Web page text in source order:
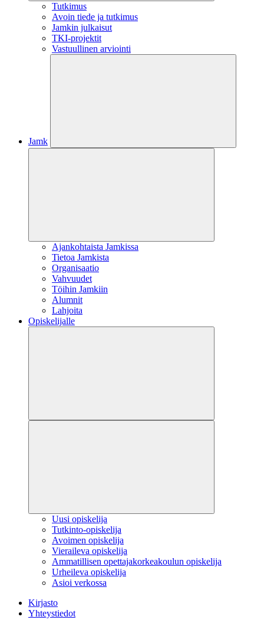
Tutkimus
Avoin tiede ja tutkimus
Jamkin julkaisut
TKI-projektit
Vastuullinen arviointi
Jamk
Ajankohtaista Jamkissa
Tietoa Jamkista
Organisaatio
Vahvuudet
Töihin Jamkiin
Alumnit
Lahjoita
Opiskelijalle
Uusi opiskelija
Tutkinto-opiskelija
Avoimen opiskelija
Vieraileva opiskelija
Ammatillisen opettajakorkeakoulun opiskelija
Urheileva opiskelija
Asioi verkossa
Kirjasto
Yhteystiedot